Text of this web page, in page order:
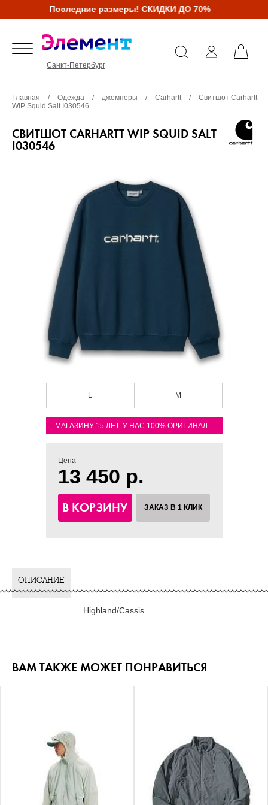
Последние размеры! СКИДКИ ДО 70%
Санкт-Петербург
Главная / Одежда / джемперы / Carhartt /
Свитшот Carhartt
WIP Squid Salt I030546
СВИТШОТ CARHARTT WIP SQUID SALT
I030546
L M
МАГАЗИНУ 15 ЛЕТ. У НАС 100% ОРИГИНАЛ
Цена
13 450 р.
В КОРЗИНУ ЗАКАЗ В 1 КЛИК
ОПИСАНИЕ
Highland/Cassis
ВАМ ТАКЖЕ МОЖЕТ ПОНРАВИТЬСЯ